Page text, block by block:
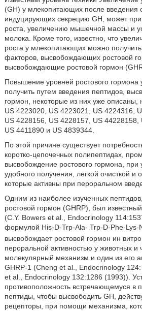
(GH) у млекопитающих после введения
индуцирующих секрецию GH, может
роста, увеличению мышечной массы и
молока. Кроме того, известно, что
роста у млекопитающих можно получить
факторов, высвобождающих ростовой
высвобождающие ростовой гормон
Повышение уровней ростового
получить путем введения пептидов,
гормон, некоторые из них уже
US 4223020, US 4223021, US 4224316,
US 4228156, US 4228157, US
US 4411890 и US 4839344.
По этой причине существует
коротко-цепочечных полипептидах,
высвобождение ростового гормона, при
удобного получения, легкой очисткой и
которые активны при пероральном
Одним из наиболее изученных
ростовой гормон (GHRP), был
(C.Y. Bowers et al., Endocrinology
формулой His-D-Trp-Ala- Trp-D-Phe-Lys-
высвобождает ростовой гормон ин
пероральной активностью у животных и
молекулярный механизм и один из его
GHRP-1 (Cheng et аl., Endocrinology
et аl., Endocrinology 132:1286 (1993)).
противоположность встречающемуся в
пептиды, чтобы высвободить GH,
рецепторы, при помощи механизма,